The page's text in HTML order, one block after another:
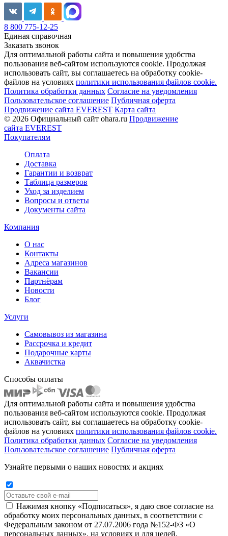
8 800 775-12-25
Единая справочная
Заказать звонок
Для оптимальной работы сайта и повышения удобства
пользования веб-сайтом используются cookie. Продолжая
использовать сайт, вы соглашаетесь на обработку cookie-
файлов на условиях политики использования файлов cookie.
Политика обработки данных Согласие на уведомления
Пользовательское соглашение Публичная оферта
Продвижение сайта EVEREST Карта сайта
© 2026 Официальный сайт ohara.ru Продвижение
сайта EVEREST
Покупателям
Оплата
Доставка
Гарантии и возврат
Таблица размеров
Уход за изделием
Вопросы и ответы
Документы сайта
Компания
О нас
Контакты
Адреса магазинов
Вакансии
Партнёрам
Новости
Блог
Услуги
Самовывоз из магазина
Рассрочка и кредит
Подарочные карты
Аквачистка
Способы оплаты
Для оптимальной работы сайта и повышения удобства
пользования веб-сайтом используются cookie. Продолжая
использовать сайт, вы соглашаетесь на обработку cookie-
файлов на условиях политики использования файлов cookie.
Политика обработки данных Согласие на уведомления
Пользовательское соглашение Публичная оферта
Узнайте первыми о наших новостях и акциях
Нажимая кнопку «Подписаться», я даю свое согласие на
обработку моих персональных данных, в соответствии с
Федеральным законом от 27.07.2006 года №152-ФЗ «О
персональных данных», на условиях и для целей,